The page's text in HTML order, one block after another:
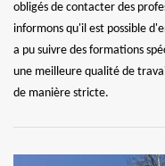
obligés de contacter des
informons qu'il est possible
a pu suivre des formations
une meilleure qualité de
de manière stricte.